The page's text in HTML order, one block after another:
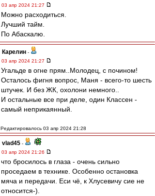
03 апр 2024 21:27
Можно расходиться.
Лучший тайм.
По Абаскалю.
Карелин -
03 апр 2024 21:27
Угальде в огне прям..Молодец, с почином!
Осталось фигня вопрос, Маня - всего-то шесть
штучек. И без ЖК, охолони немного..
И остальные все при деле, один Классен -
самый неприкаянный.
Редактировалось 03 апр 2024 21:28
vlad45 -
03 апр 2024 21:26
что бросилось в глаза - очень сильно
проседаем в технике. Особенно остановка
мяча и передачи. Еси чё, к Хлусевичу сие не
относится-).